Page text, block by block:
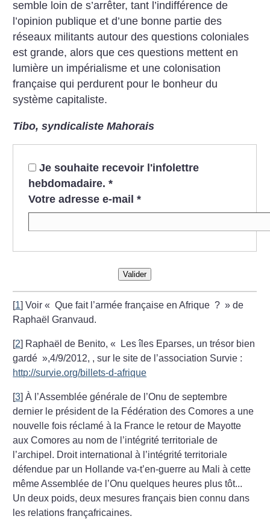
semble loin de s’arrêter, tant l’indifférence de
l’opinion publique et d’une bonne partie des
réseaux militants autour des questions coloniales
est grande, alors que ces questions mettent en
lumière un impérialisme et une colonisation
française qui perdurent pour le bonheur du
système capitaliste.
Tibo, syndicaliste Mahorais
Je souhaite recevoir l'infolettre
hebdomadaire. *
Votre adresse e-mail *
Valider
[1]Voir « Que fait l’armée française en Afrique ? » de
Raphaël Granvaud.
[2] Raphaël de Benito, «
Les îles Eparses, un trésor bien
gardé »,4/9/2012, , sur le site de l’association Survie :
http://survie.org/billets-d-afrique
[3]À l’Assemblée générale de l’Onu de septembre
dernier le président de la Fédération des Comores a une
nouvelle fois réclamé à la France le retour de Mayotte
aux Comores au nom de l’intégrité territoriale de
l’archipel. Droit international à l’intégrité territoriale
défendue par un Hollande va-t’en-guerre au Mali à cette
même Assemblée de l’Onu quelques heures plus tôt...
Un deux poids, deux mesures français bien connu dans
les relations françafricaines.